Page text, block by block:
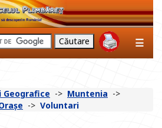
☰
Geografice -> Muntenia ->
-> Voluntari